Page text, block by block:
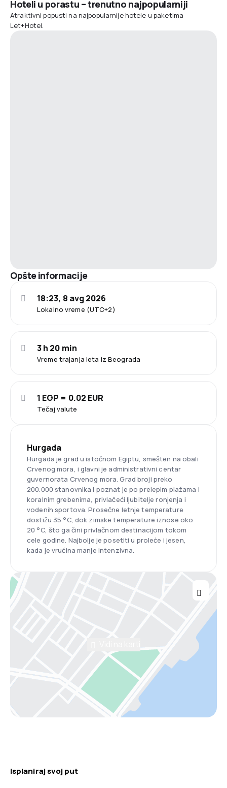
Hoteli u porastu – trenutno najpopularniji
Atraktivni popusti na najpopularnije hotele u paketima
Let+Hotel.
Opšte informacije
Lokalno vreme (UTC+2)
18:23, 8 avg 2026
Vreme trajanja leta iz Beograda
3 h 20 min
Tečaj valute
1 EGP = 0.02 EUR
Hurgada
Hurgada je grad u istočnom Egiptu, smešten na obali
Crvenog mora, i glavni je administrativni centar
guvernorata Crvenog mora. Grad broji preko
200.000 stanovnika i poznat je po prelepim plažama i
koralnim grebenima, privlačeći ljubitelje ronjenja i
vodenih sportova. Prosečne letnje temperature
dostižu 35 °C, dok zimske temperature iznose oko
20 °C, što ga čini privlačnom destinacijom tokom
cele godine. Najbolje je posetiti u proleće i jesen,
kada je vrućina manje intenzivna.
Isplaniraj svoj put